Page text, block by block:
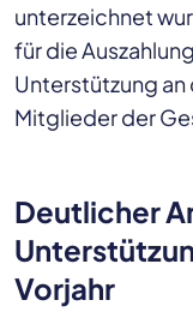
unterzeichnet
für die
Unterstützung
Mitglieder der
Deutlicher
Vorjahr